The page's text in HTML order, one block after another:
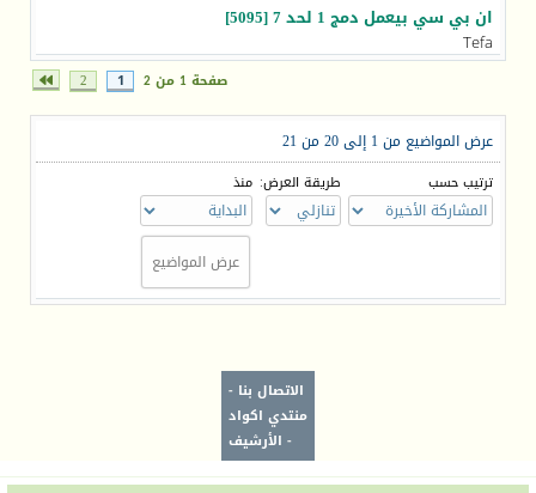
ان بي سي بيعمل دمج 1 لحد 7 [5095]
Tefa
صفحة 1 من 2 1
2
عرض المواضيع من 1 إلى 20 من 21
ترتيب حسب طريقة العرض: منذ
الاتصال بنا -
منتدي اكواد
- الأرشيف